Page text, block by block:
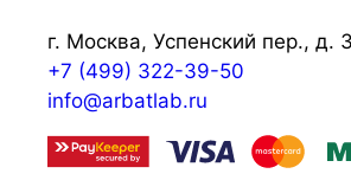
г. Москва, Успенский пер., д.
+7 (499) 322-39-50
info@arbatlab.ru